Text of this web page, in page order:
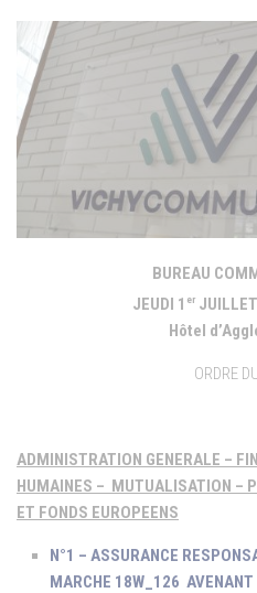
BUREAU
JEUDI 1 er
Hôtel
ORDRE
ADMINISTRATION GENERALE –
HUMAINES – MUTUALISATION –
ET FONDS EUROPEENS
N°1 – ASSURANCE
MARCHE 18W_126